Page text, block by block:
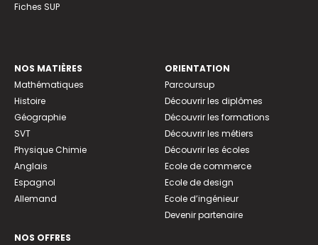
Fiches SUP
NOS MATIÈRES
Mathématiques
Histoire
Géographie
SVT
Physique Chimie
Anglais
Espagnol
Allemand
NOS OFFRES
ORIENTATION
Parcoursup
Découvrir les diplômes
Découvrir les formations
Découvrir les métiers
Découvrir les écoles
Ecole de commerce
Ecole de design
Ecole d’ingénieur
Devenir partenaire